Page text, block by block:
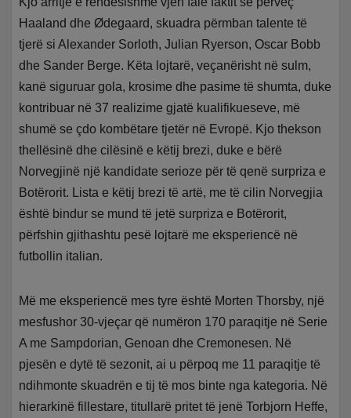
Haaland dhe Ødegaard, skuadra përmban talente të
tjerë si Alexander Sorloth, Julian Ryerson, Oscar Bobb
dhe Sander Berge. Këta lojtarë, veçanërisht në sulm,
kanë siguruar gola, krosime dhe pasime të shumta, duke
kontribuar në 37 realizime gjatë kualifikueseve, më
shumë se çdo kombëtare tjetër në Evropë. Kjo thekson
thellësinë dhe cilësinë e këtij brezi, duke e bërë
Norvegjinë një kandidate serioze për të qenë surpriza e
Botërorit. Lista e këtij brezi të artë, me të cilin Norvegjia
është bindur se mund të jetë surpriza e Botërorit,
përfshin gjithashtu pesë lojtarë me eksperiencë në
futbollin italian.
Më me eksperiencë mes tyre është Morten Thorsby, një
mesfushor 30-vjeçar që numëron 170 paraqitje në Serie
A me Sampdorian, Genoan dhe Cremonesen. Në
pjesën e dytë të sezonit, ai u përpoq me 11 paraqitje të
ndihmonte skuadrën e tij të mos binte nga kategoria. Në
hierarkinë fillestare, titullarë pritet të jenë Torbjorn Heffe,